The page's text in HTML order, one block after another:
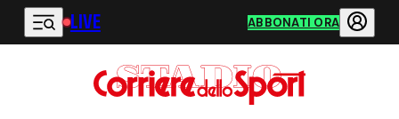
Vai al contenuto principale
LIVE ABBONATI ORA